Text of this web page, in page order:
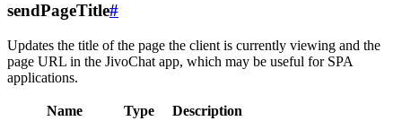
sendPageTitle#
Updates the title of the page the client is currently viewing and the
page URL in the JivoChat app, which may be useful for SPA
applications.
Name Type
Description